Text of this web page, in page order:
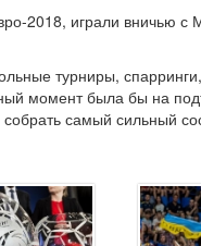
2018, играли вничью с
турниры,
момент была бы на
самый сильный